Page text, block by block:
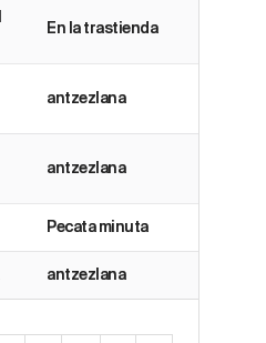
En la trastienda
antzezlana
antzezlana
Pecata minuta
antzezlana